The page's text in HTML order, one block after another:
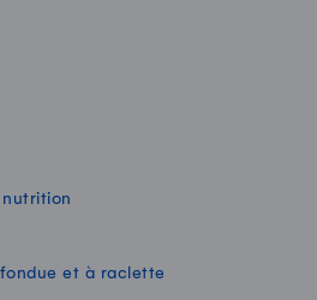
nutrition
et à raclette